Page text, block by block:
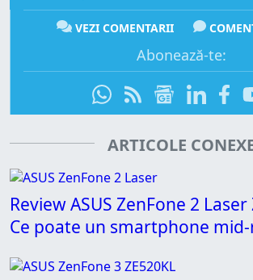
VEZI COMENTARII
Abonează-te:
ARTICOLE
Review ASUS ZenFone 2 Laser
Ce poate un smartphone